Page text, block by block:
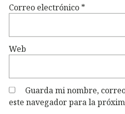
Correo electrónico *
Web
Guarda mi nombre,
este navegador para la